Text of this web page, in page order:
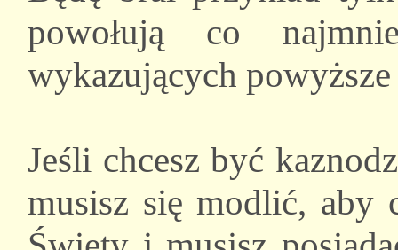
powołują co
wykazujących powyższe
Jeśli chcesz być
musisz się modlić, aby